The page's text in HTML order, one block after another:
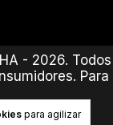
para agilizar
- 2026.